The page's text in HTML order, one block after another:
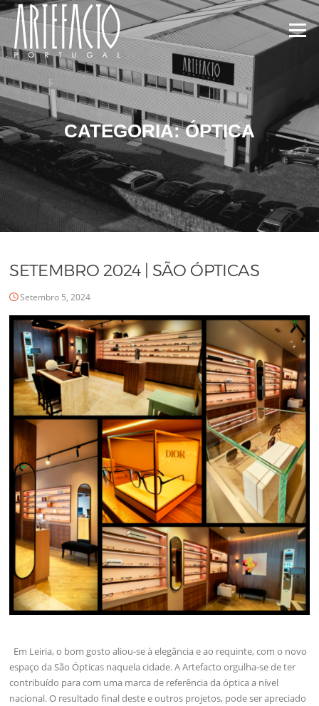
Menu
CATEGORIA:ÓPTICA
SETEMBRO 2024 | SÃO ÓPTICAS
Setembro 5, 2024
Em Leiria, o bom gosto aliou-se à elegância e ao requinte, com o novo
espaço da São Ópticas naquela cidade. A Artefacto orgulha-se de ter
contribuído para com uma marca de referência da óptica a nível
nacional. O resultado final deste e outros projetos, pode ser apreciado